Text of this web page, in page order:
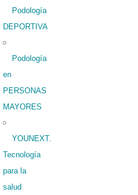
Podología
DEPORTIVA
Podología
en
PERSONAS
MAYORES
YOUNEXT.
Tecnología
para la
salud